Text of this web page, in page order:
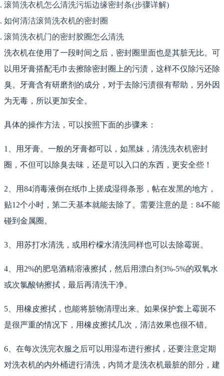
滚筒洗衣机怎么清洗污垢边缘密封条(步骤详解)
如何清洁滚筒洗衣机的密封圈
滚筒洗衣机门的密封胶圈怎么清洗
洗衣机在使用了一段时间之后，密封圈里面也是其脏无比。可
以用牙膏搭配毛巾去擦除密封圈上的污渍，这样不仅除污还除
臭。牙膏含有研磨剂的成分，对于去除污渍很有帮助，另外因
为无毒，所以更加安全。
具体的操作方法，可以按照下面的步骤来：
1、用牙膏。一般的牙膏都可以，如黑妹，清洗洗衣机密封
圈，不但可以除臭去味，还是可以入口的东西，更安全些！
2、用84消毒液倒在纸巾上搓成湿得条形，帖在发黑的地方，
贴12个小时，第二天基本就能去除了。需要注意的是：84不能
碰到金属圈。
3、用苏打水清洗，或用柠檬水清洗同样也可以去除霉斑。
4、用2%的肥皂酒精溶液擦拭，然后用漂白剂3%-5%的双氧水
或次氯酸钠擦拭，最后再清洗干净。
5、用橡皮擦拭，也能将脏物清理出来。如果保护套上霉斑不
是很严重的情况下，用橡皮擦拭几次，清洁效果也很不错。
6、在每次洗完衣服之后可以用湿布进行擦拭，还要注意定期
对洗衣机的内外桶进行清洗，内筒才是洗衣机最脏的部分，建